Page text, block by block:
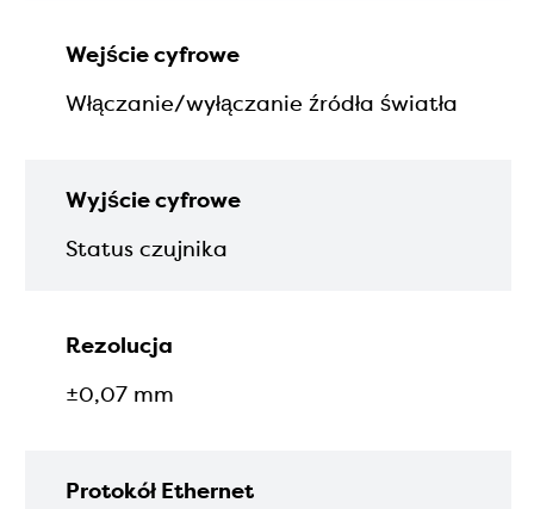
Wejście cyfrowe
Włączanie/wyłączanie źródła światła
Wyjście cyfrowe
Status czujnika
Rezolucja
±0,07 mm
Protokół Ethernet